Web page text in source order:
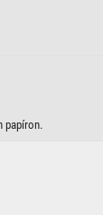
papíron.